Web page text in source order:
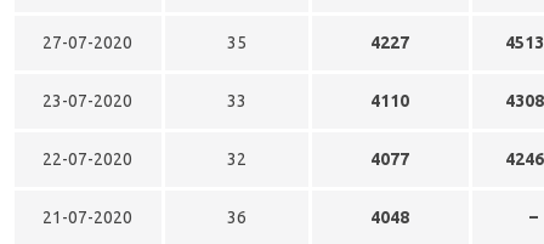
27-07-2020 35 4227
23-07-2020 33 4110
22-07-2020 32 4077
21-07-2020 36 4048 –